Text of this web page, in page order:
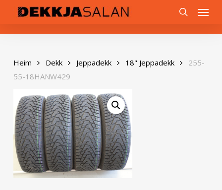
content
Menu
Heim Dekk Jeppadekk 18" Jeppadekk
255-
55-18HANW429